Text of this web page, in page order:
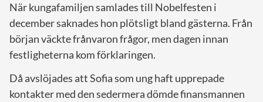
När kungafamiljen samlades till Nobelfesten i
december saknades hon plötsligt bland gästerna. Från
början väckte frånvaron frågor, men dagen innan
festligheterna kom förklaringen.
Då avslöjades att Sofia som ung haft upprepade
kontakter med den sedermera dömde finansmannen